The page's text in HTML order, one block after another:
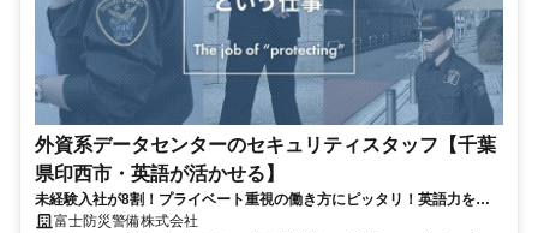
外資系データセンターのセキュリティスタッフ【千葉
県印西市・英語が活かせる】
未経験入社が8割！プライベート重視の働き方にピッタリ！英語力を活
かせます！！
富士防災警備株式会社